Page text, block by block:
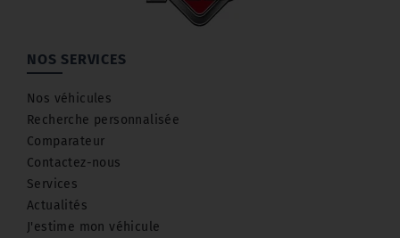
NOS SERVICES
Nos véhicules
Recherche personnalisée
Comparateur
Contactez-nous
Services
Actualités
J'estime mon véhicule